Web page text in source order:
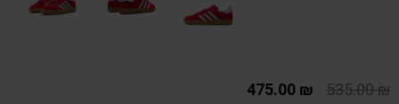
535.00₪
475.00 ₪